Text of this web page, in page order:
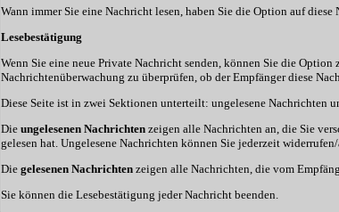
Wann immer Sie eine Nachricht lesen, haben Sie die Option auf
Lesebestätigung
Wenn Sie eine neue Private Nachricht senden, können Sie die
Nachrichtenüberwachung zu überprüfen, ob der Empfänger diese
Diese Seite ist in zwei Sektionen unterteilt: ungelesene Nachrichten
Die ungelesenen Nachrichten zeigen alle Nachrichten an, die Sie
gelesen hat. Ungelesene Nachrichten können Sie jederzeit
Die gelesenen Nachrichten zeigen alle Nachrichten, die vom
Sie können die Lesebestätigung jeder Nachricht beenden.